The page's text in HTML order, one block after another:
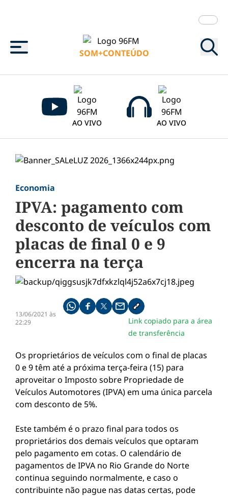
Menu
SOM+CONTEÚDO
AO VIVO AO VIVO
Economia
IPVA: pagamento com
desconto de veículos com
placas de final 0 e 9
encerra na terça
13/06/2021 às
22:29
Compartilhe pelo whatsapp
Compartilhar no facebook
Compartilhar no twitter
Compartilhe pelo email
Copiar link da notícia
Link copiado para a área
de transferência
Os proprietários de veículos com o final de placas
0 e 9 têm até a próxima terça-feira (15) para
aproveitar o Imposto sobre Propriedade de
Veículos Automotores (IPVA) em uma única parcela
com desconto de 5%.
Este também é o prazo final para todos os
proprietários dos demais veículos que optaram
pelo pagamento em cotas. O calendário de
pagamentos de IPVA no Rio Grande do Norte
continua seguindo normalmente, e caso o
contribuinte não pague nas datas certas, pode